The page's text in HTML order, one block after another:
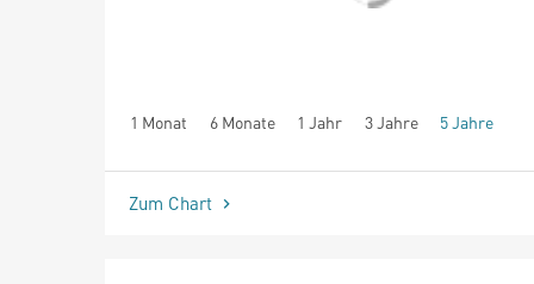
1 Monat 6 Monate 1 Jahr 3 Jahre 5 Jahre
seit Beginn
Zum Chart